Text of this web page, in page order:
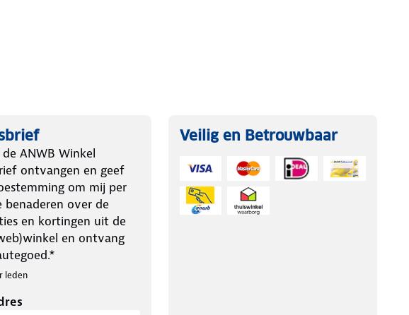
ANWB Winkel
ontvangen en geef
om mij per
benaderen over de
en kortingen uit de
en ontvang
leden
Veilig en Betrouwbaar